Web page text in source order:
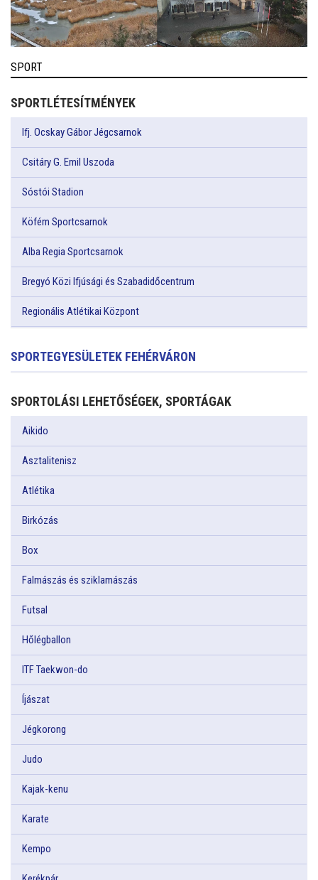
SPORT
SPORTLÉTESÍTMÉNYEK
Ifj. Ocskay Gábor Jégcsarnok
Csitáry G. Emil Uszoda
Sóstói Stadion
Köfém Sportcsarnok
Alba Regia Sportcsarnok
Bregyó Közi Ifjúsági és Szabadidőcentrum
Regionális Atlétikai Központ
SPORTEGYESÜLETEK FEHÉRVÁRON
SPORTOLÁSI LEHETŐSÉGEK, SPORTÁGAK
Aikido
Asztalitenisz
Atlétika
Birkózás
Box
Falmászás és sziklamászás
Futsal
Hőlégballon
ITF Taekwon-do
Íjászat
Jégkorong
Judo
Kajak-kenu
Karate
Kempo